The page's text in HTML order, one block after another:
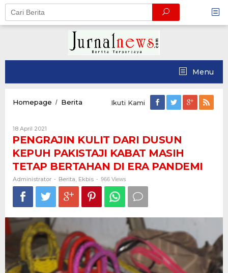
Skip
content
Menu
Homepage / Berita PENGRAJIN
KEPUH
KABAT
MASIH
DI
ERA
Ikuti Kami
18 April 2021
Administrator
PENGRAJIN KULIT DARI DUSUN
KEPUH PAKISTAJI KABAT MASIH
TETAP BERTAHAN DI ERA PANDEMI
Administrator - Berita, Ekbis - 966 Views